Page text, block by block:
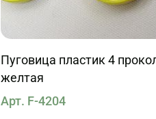
Пуговица пластик 4
желтая
Арт. F-4204